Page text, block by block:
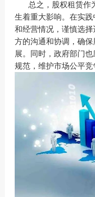
总之，股权租赁作
生着重大影响。在实
和经营情况，谨慎选
方的沟通和协调，确
展。同时，政府部门
规范，维护市场公平竞